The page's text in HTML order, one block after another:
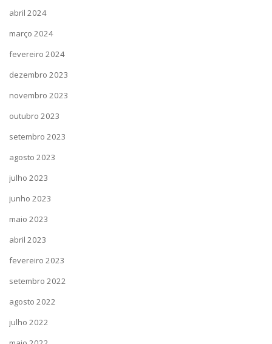
abril 2024
março 2024
fevereiro 2024
dezembro 2023
novembro 2023
outubro 2023
setembro 2023
agosto 2023
julho 2023
junho 2023
maio 2023
abril 2023
fevereiro 2023
setembro 2022
agosto 2022
julho 2022